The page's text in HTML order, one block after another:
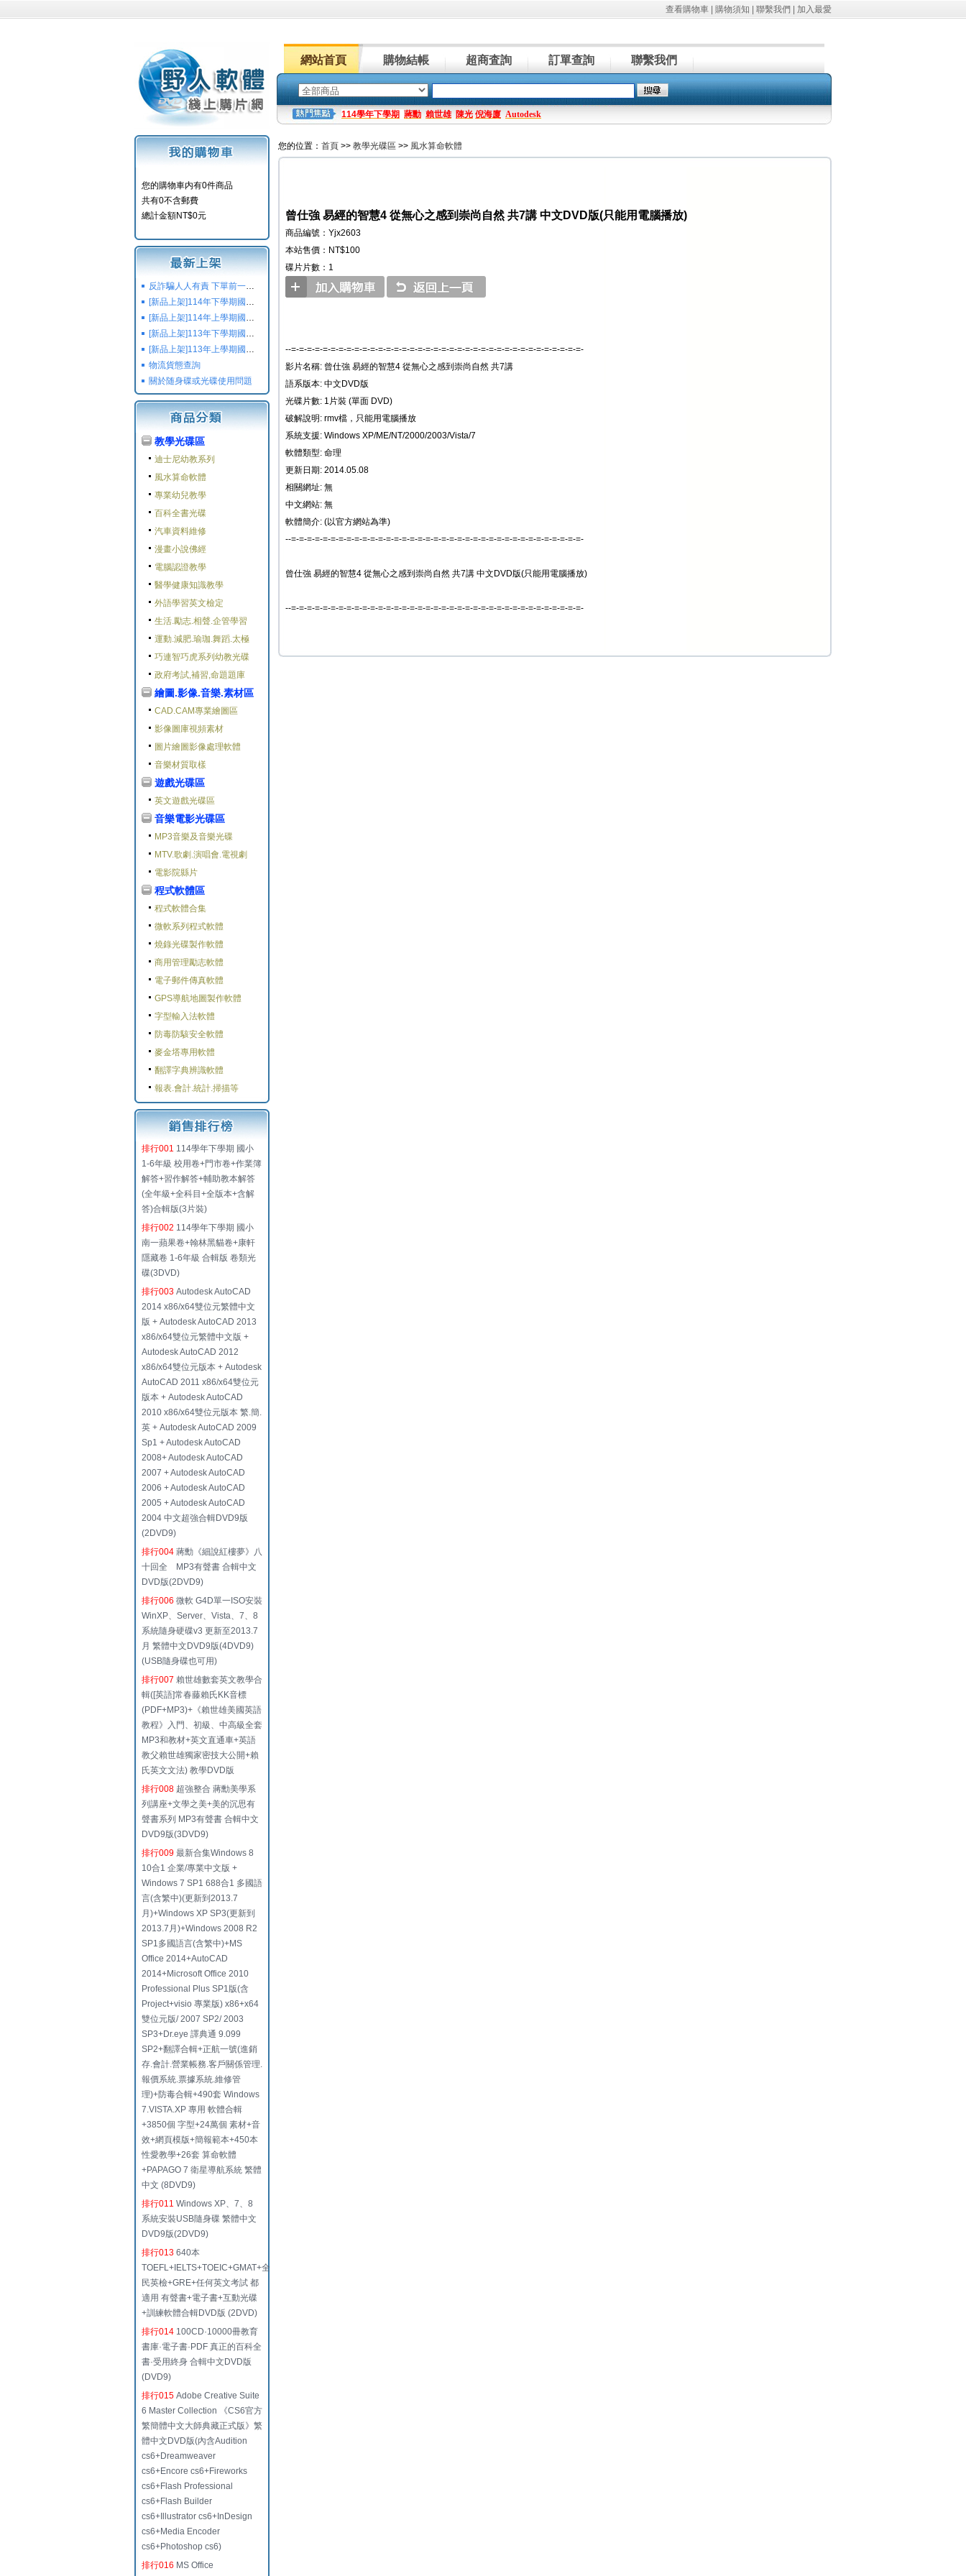
查看購物車 購物須知 聯繫我們 加入最愛
網站首頁 購物結帳 超商査詢 訂單查詢 聯繫我們
114學年下學期 蔣勳 賴世雄 陳光 倪海廈 Autodesk
您的購物車内有0件商品
共有0不含郵費
總計金額NT$0元
反詐騙人人有責 下單前一定要注意
[新品上架]114年下學期國小國中高中命題光碟,校用卷,習作
[新品上架]114年上學期國小國中高中命題光碟,校用卷,習作
[新品上架]113年下學期國小國中高中命題光碟,校用卷,習作
[新品上架]113年上學期國小國中高中命題光碟,校用卷,習作
物流貨態查詢
關於随身碟或光碟使用問題
教學光碟區
迪士尼幼教系列
風水算命軟體
專業幼兒教學
百科全書光碟
汽車資料維修
漫畫小說佛經
電腦認證教學
醫學健康知識教學
外語學習英文檢定
生活.勵志.相聲.企管學習
運動.減肥.瑜珈.舞蹈.太極
巧連智巧虎系列幼教光碟
政府考試,補習,命題題庫
繪圖.影像.音樂.素材區
CAD.CAM專業繪圖區
影像圖庫視頻素材
圖片繪圖影像處理軟體
音樂材質取樣
遊戲光碟區
英文遊戲光碟區
音樂電影光碟區
MP3音樂及音樂光碟
MTV.歌劇.演唱會.電視劇
電影院縣片
程式軟體區
程式軟體合集
微軟系列程式軟體
燒錄光碟製作軟體
商用管理勵志軟體
電子郵件傳真軟體
GPS導航地圖製作軟體
字型輸入法軟體
防毒防駭安全軟體
麥金塔專用軟體
翻譯字典辨識軟體
報表.會計.統計.掃描等
排行001 114學年下學期 國小
1-6年級 校用卷+門市卷+作業簿
解答+習作解答+輔助教本解答
(全年級+全科目+全版本+含解
答)合輯版(3片裝)
排行002 114學年下學期 國小
南一蘋果卷+翰林黑貓卷+康軒
隱藏卷 1-6年級 合輯版 卷類光
碟(3DVD)
排行003 Autodesk AutoCAD
2014 x86/x64雙位元繁體中文
版 + Autodesk AutoCAD 2013
x86/x64雙位元繁體中文版 +
Autodesk AutoCAD 2012
x86/x64雙位元版本 + Autodesk
AutoCAD 2011 x86/x64雙位元
版本 + Autodesk AutoCAD
2010 x86/x64雙位元版本 繁.簡.
英 + Autodesk AutoCAD 2009
Sp1 + Autodesk AutoCAD
2008+ Autodesk AutoCAD
2007 + Autodesk AutoCAD
2006 + Autodesk AutoCAD
2005 + Autodesk AutoCAD
2004 中文超強合輯DVD9版
(2DVD9)
排行004 蔣勳《細說紅樓夢》八
十回全 MP3有聲書 合輯中文
DVD版(2DVD9)
排行006 微軟 G4D單一ISO安裝
WinXP、Server、Vista、7、8
系統隨身硬碟v3 更新至2013.7
月 繁體中文DVD9版(4DVD9)
(USB隨身碟也可用)
排行007 賴世雄數套英文教學合
輯([英語]常春藤賴氏KK音標
(PDF+MP3)+《賴世雄美國英語
教程》入門、初級、中高級全套
MP3和教材+英文直通車+英語
教父賴世雄獨家密技大公開+賴
氏英文文法) 教學DVD版
排行008 超強整合 蔣勳美學系
列講座+文學之美+美的沉思有
聲書系列 MP3有聲書 合輯中文
DVD9版(3DVD9)
排行009 最新合集Windows 8
10合1 企業/專業中文版 +
Windows 7 SP1 688合1 多國語
言(含繁中)(更新到2013.7
月)+Windows XP SP3(更新到
2013.7月)+Windows 2008 R2
SP1多國語言(含繁中)+MS
Office 2014+AutoCAD
2014+Microsoft Office 2010
Professional Plus SP1版(含
Project+visio 專業版) x86+x64
雙位元版/ 2007 SP2/ 2003
SP3+Dr.eye 譯典通 9.099
SP2+翻譯合輯+正航一號(進銷
存.會計.營業帳務.客戶關係管理.
報價系統.票據系統.維修管
理)+防毒合輯+490套 Windows
7.VISTA.XP 專用 軟體合輯
+3850個 字型+24萬個 素材+音
效+網頁模版+簡報範本+450本
性愛教學+26套 算命軟體
+PAPAGO 7 衛星導航系統 繁體
中文 (8DVD9)
排行011 Windows XP、7、8
系統安裝USB隨身碟 繁體中文
DVD9版(2DVD9)
排行013 640本
TOEFL+IELTS+TOEIC+GMAT+全
民英檢+GRE+任何英文考試 都
適用 有聲書+電子書+互動光碟
+訓練軟體合輯DVD版 (2DVD)
排行014 100CD·10000冊教育
書庫·電子書·PDF 真正的百科全
書·受用終身 合輯中文DVD版
(DVD9)
排行015 Adobe Creative Suite
6 Master Collection 《CS6官方
繁簡體中文大師典藏正式版》繁
體中文DVD版(內含Audition
cs6+Dreamweaver
cs6+Encore cs6+Fireworks
cs6+Flash Professional
cs6+Flash Builder
cs6+Illustrator cs6+InDesign
cs6+Media Encoder
cs6+Photoshop cs6)
排行016 MS Office
您的位置： 首頁 >> 教學光碟區 >> 風水算命軟體
曾仕強 易經的智慧4 從無心之感到崇尚自然 共7講 中文DVD版(只能用電腦播放)
商品編號：Yjx2603
本站售價：NT$100
碟片片數：1
--=-=-=-=-=-=-=-=-=-=-=-=-=-=-=-=-=-=-=-=-=-=-=-=-=-=-=-=-=-=-=-=-=-=-=-=-=-
影片名稱: 曾仕強 易經的智慧4 從無心之感到崇尚自然 共7講
語系版本: 中文DVD版
光碟片數: 1片裝 (單面 DVD)
破解說明: rmv檔，只能用電腦播放
系統支援: Windows XP/ME/NT/2000/2003/Vista/7
軟體類型: 命理
更新日期: 2014.05.08
相關網址: 無
中文網站: 無
軟體簡介: (以官方網站為準)
--=-=-=-=-=-=-=-=-=-=-=-=-=-=-=-=-=-=-=-=-=-=-=-=-=-=-=-=-=-=-=-=-=-=-=-=-=-
曾仕強 易經的智慧4 從無心之感到崇尚自然 共7講 中文DVD版(只能用電腦播放)
--=-=-=-=-=-=-=-=-=-=-=-=-=-=-=-=-=-=-=-=-=-=-=-=-=-=-=-=-=-=-=-=-=-=-=-=-=-